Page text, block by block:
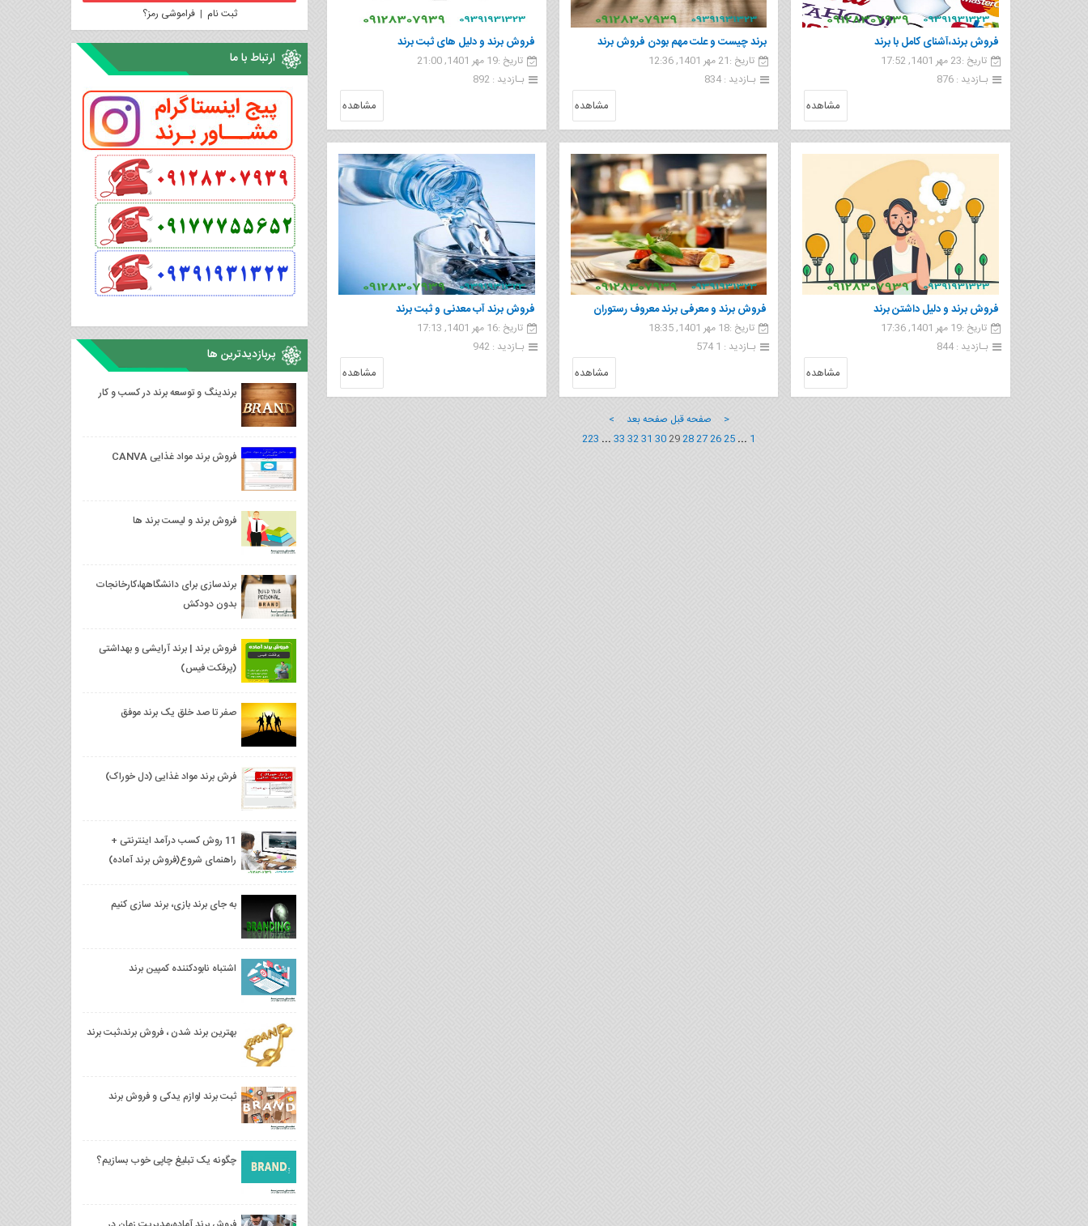
فروش برند،آشنای کامل با برند
تاریخ :23 مهر 1401, 17:52
بـازدید : 876
مشاهده
برند چیست و علت مهم بودن فروش برند
تاریخ :21 مهر 1401, 12:36
بـازدید : 834
مشاهده
فروش برند و دلیل های ثبت برند
تاریخ :19 مهر 1401, 21:00
بـازدید : 892
مشاهده
فروش برند و دلیل داشتن برند
تاریخ :19 مهر 1401, 17:36
بـازدید : 844
مشاهده
فروش برند و معرفی برند معروف رستوران
تاریخ :18 مهر 1401, 18:35
بـازدید : 1 574
مشاهده
فروش برند آب معدنی و ثبت برند
تاریخ :16 مهر 1401, 17:13
بـازدید : 942
مشاهده
< صفحه قبل صفحه بعد >
1
...
25
26
27
28
29
30
31
32
33
...
223
ثبت نام |فراموشی رمز؟
ارتباط با ما
پربازدیدترین ها
برندینگ و توسعه برند در کسب و کار
فروش برند مواد غذایی CANVA
فروش برند و لیست برند ها
برندسازی برای دانشگاهها،کارخانجات
بدون دودکش
فروش برند | برند آرایشی و بهداشتی
(پرفكت فيس)
صفر تا صد خلق یک برند موفق
فرش برند مواد غذایی (دل خوراک)
11 روش کسب درآمد اینترنتی +
راهنمای شروع(فروش برند آماده)
به جای برند بازی، برند سازی کنیم
اشتباه نابودکننده کمپین برند
بهترین برند شدن ، فروش برند،ثبت برند
ثبت برند لوازم یدکی و فروش برند
چگونه یک تبلیغ چاپی خوب بسازیم؟